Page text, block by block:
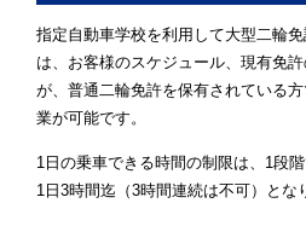
指定自動車学校を利用して大型二輪
は、お客様のスケジュール、現有免
が、普通二輪免許を保有されている
業が可能です。
1日の乗車できる時間の制限は、1段
1日3時間迄（3時間連続は不可）とな